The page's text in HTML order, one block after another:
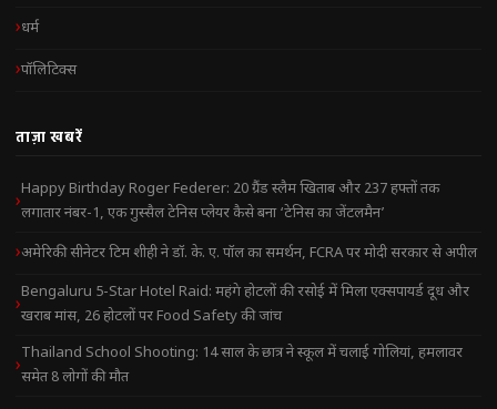
धर्म
पॉलिटिक्स
ताज़ा खबरें
Happy Birthday Roger Federer: 20 ग्रैंड स्लैम खिताब और 237 हफ्तों तक
लगातार नंबर-1, एक गुस्सैल टेनिस प्लेयर कैसे बना ‘टेनिस का जेंटलमैन’
अमेरिकी सीनेटर टिम शीही ने डॉ. के. ए. पॉल का समर्थन, FCRA पर मोदी सरकार से अपील
Bengaluru 5-Star Hotel Raid: महंगे होटलों की रसोई में मिला एक्सपायर्ड दूध और
खराब मांस, 26 होटलों पर Food Safety की जांच
Thailand School Shooting: 14 साल के छात्र ने स्कूल में चलाई गोलियां, हमलावर
समेत 8 लोगों की मौत